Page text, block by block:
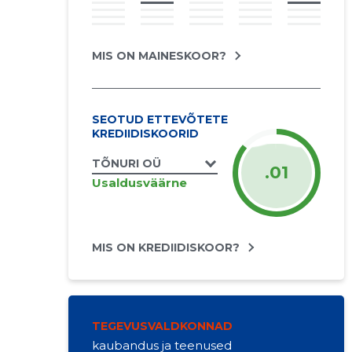
MIS ON MAINESKOOR?
SEOTUD ETTEVÕTETE
KREDIIDISKOORID
TÕNURI OÜ
Usaldusväärne .01
MIS ON KREDIIDISKOOR?
TEGEVUSVALDKONNAD
kaubandus ja teenused